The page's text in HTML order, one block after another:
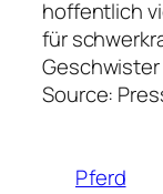
hoffentlich
für
Source:
Pferd